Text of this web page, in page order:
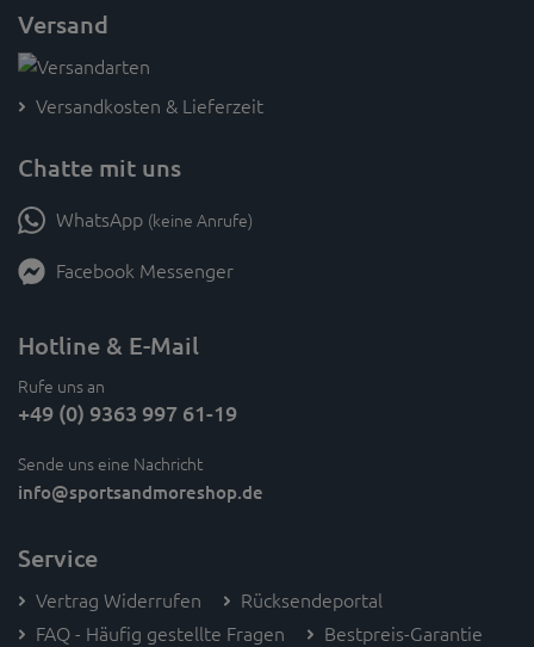
Versand
Versandkosten & Lieferzeit
Chatte mit uns
WhatsApp (keine Anrufe)
Facebook Messenger
Hotline & E-Mail
Rufe uns an
+49 (0) 9363 997 61-19
Sende uns eine Nachricht
info@sportsandmoreshop.de
Service
Vertrag Widerrufen
Rücksendeportal
FAQ - Häufig gestellte Fragen
Bestpreis-Garantie